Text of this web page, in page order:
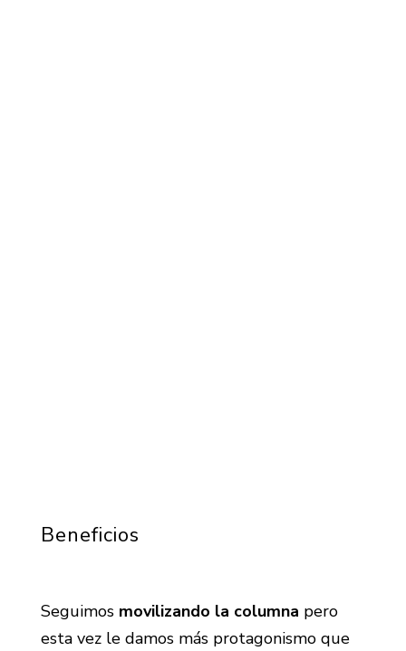
Beneficios
Seguimosmovilizando la columna pero
esta vez le damos más protagonismo que